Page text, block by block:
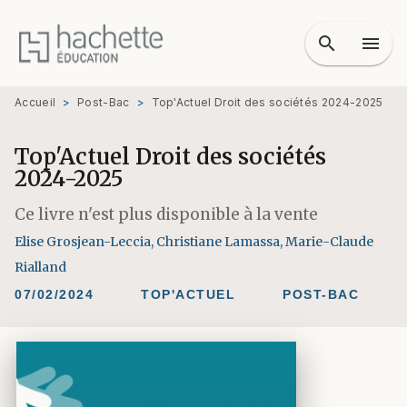
MENU RECHERCHE
PIED DE PAGE
search menu
Accueil > Post-Bac > Top'Actuel Droit des sociétés 2024-2025
Top'Actuel Droit des sociétés
2024-2025
Ce livre n'est plus disponible à la vente
Elise Grosjean-Leccia, Christiane Lamassa,Marie-Claude
Rialland
07/02/2024 TOP'ACTUEL POST-BAC